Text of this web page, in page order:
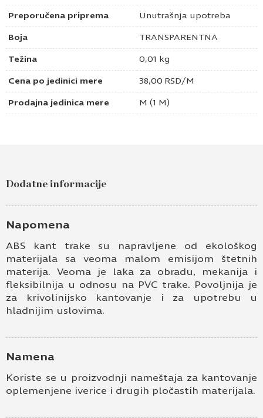
Preporučena priprema Unutrašnja upotreba
Boja TRANSPARENTNA
Težina 0,01 kg
Cena po jedinici mere 38,00 RSD/M
Prodajna jedinica mere M (1 M)
Dodatne informacije
Napomena
ABS kant trake su napravljene od ekološkog
materijala sa veoma malom emisijom štetnih
materija. Veoma je laka za obradu, mekanija i
fleksibilnija u odnosu na PVC trake. Povoljnija je
za krivolinijsko kantovanje i za upotrebu u
hladnijim uslovima.
Namena
Koriste se u proizvodnji nameštaja za kantovanje
oplemenjene iverice i drugih pločastih materijala.